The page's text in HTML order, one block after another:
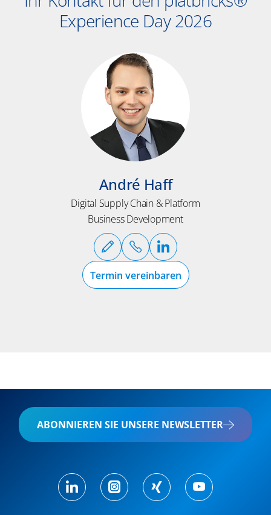
Experience Day 2026
André Haff
Digital Supply Chain & Platform
Business Development
Termin vereinbaren
ABONNIEREN SIE UNSERE NEWSLETTER